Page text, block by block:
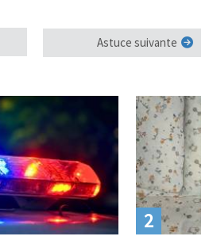
Astuce suivante
2